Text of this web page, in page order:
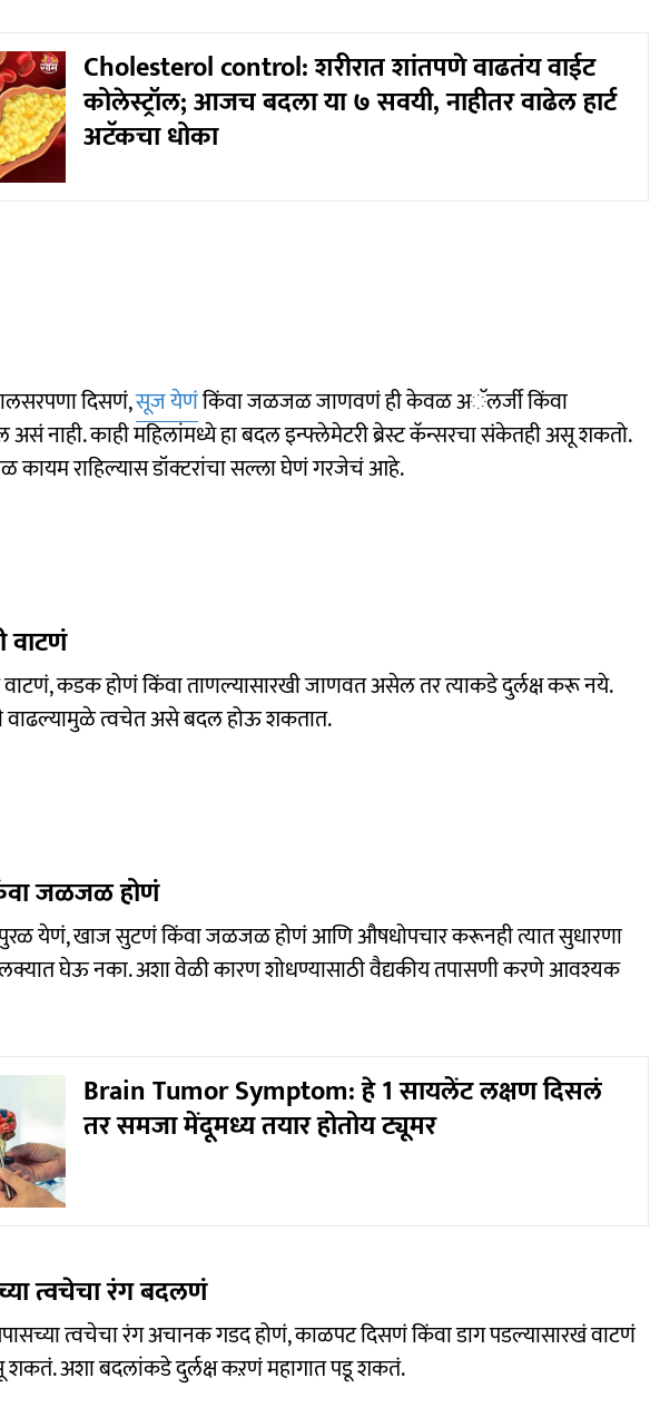
Cholesterol control: शरीरात शांतपणे वाढतंय वाईट
कोलेस्ट्रॉल; आजच बदला या ७ सवयी, नाहीतर वाढेल हार्ट
अटॅकचा धोका
दिसणं,सूज येणंकिंवा जळजळ जाणवणं ही केवळ अॅलर्जी किंवा
नाही. काही महिलांमध्ये हा बदल इन्फ्लेमेटरी ब्रेस्ट कॅन्सरचा संकेतही असू शकतो.
कायम राहिल्यास डॉक्टरांचा सल्ला घेणं गरजेचं आहे.
वाटणं
वाटणं, कडक होणं किंवा ताणल्यासारखी जाणवत असेल तर त्याकडे दुर्लक्ष करू नये.
वाढल्यामुळे त्वचेत असे बदल होऊ शकतात.
जळजळ होणं
पुरळ येणं, खाज सुटणं किंवा जळजळ होणं आणि औषधोपचार करूनही त्यात सुधारणा
घेऊ नका. अशा वेळी कारण शोधण्यासाठी वैद्यकीय तपासणी करणे आवश्यक
Brain Tumor Symptom: हे 1 सायलेंट लक्षण दिसलं
तर समजा मेंदूमध्य तयार होतोय ट्यूमर
त्वचेचा रंग बदलणं
त्वचेचा रंग अचानक गडद होणं, काळपट दिसणं किंवा डाग पडल्यासारखं वाटणं
अशा बदलांकडे दुर्लक्ष कऱणं महागात पडू शकतं.